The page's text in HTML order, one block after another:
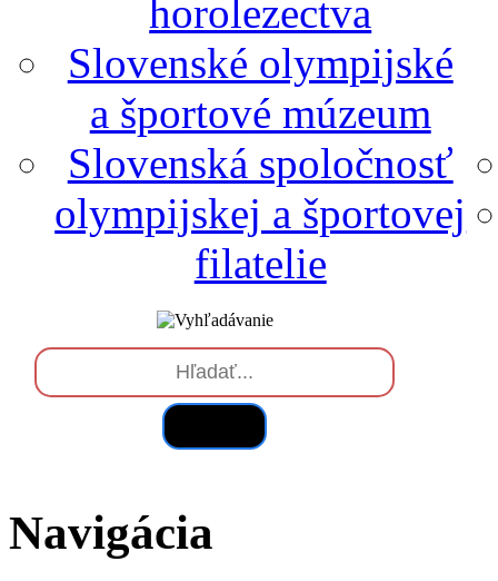
horolezectva
Slovenské olympijské
a športové múzeum
Slovenská spoločnosť
olympijskej a športovej
filatelie
Navigácia